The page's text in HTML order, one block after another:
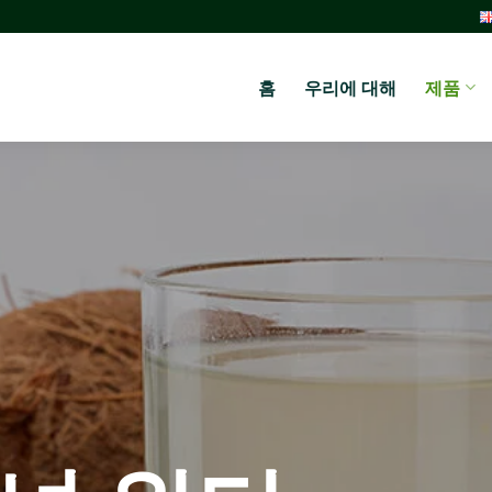
홈
우리에 대해 제품